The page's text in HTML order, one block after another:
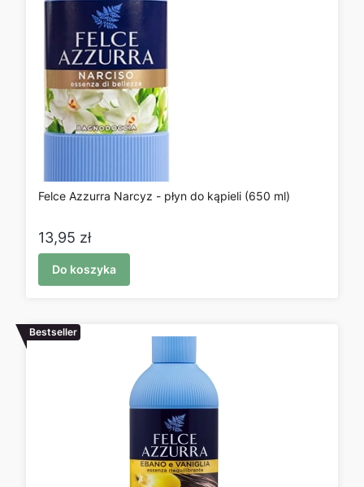
Felce Azzurra Narcyz - płyn do kąpieli (650 ml)
Cena
13,95 zł
Do koszyka
Bestseller